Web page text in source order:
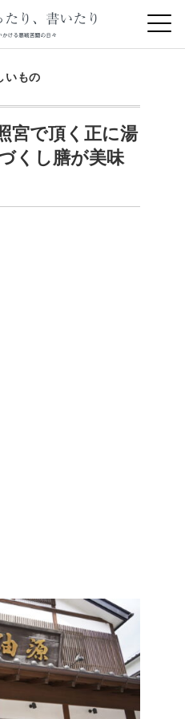
いもの
宮で頂く正に湯
くし膳が美味